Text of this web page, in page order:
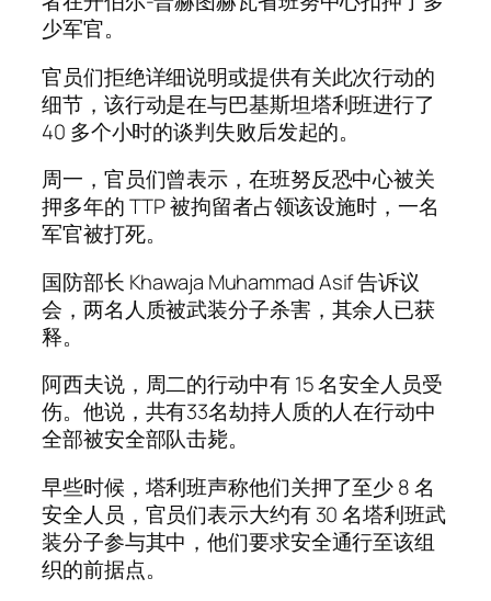
少军官。
官员们拒绝详细说明或提供有关此次行动的
细节，该行动是在与巴基斯坦塔利班进行了
40 多个小时的谈判失败后发起的。
周一，官员们曾表示，在班努反恐中心被关
押多年的 TTP 被拘留者占领该设施时，一名
军官被打死。
国防部长 Khawaja Muhammad Asif 告诉议
会，两名人质被武装分子杀害，其余人已获
释。
阿西夫说，周二的行动中有 15 名安全人员受
伤。他说，共有33名劫持人质的人在行动中
全部被安全部队击毙。
早些时候，塔利班声称他们关押了至少 8 名
安全人员，官员们表示大约有 30 名塔利班武
装分子参与其中，他们要求安全通行至该组
织的前据点。